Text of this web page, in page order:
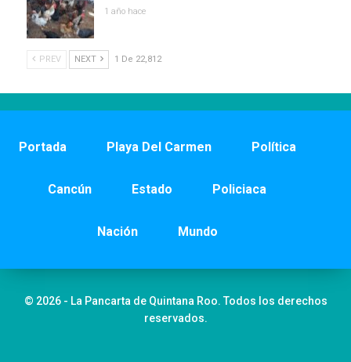
1 año hace
PREV NEXT 1 De 22,812
Portada Playa Del Carmen Política
Cancún Estado Policiaca
Nación Mundo
© 2026 - La Pancarta de Quintana Roo. Todos los derechos
reservados.